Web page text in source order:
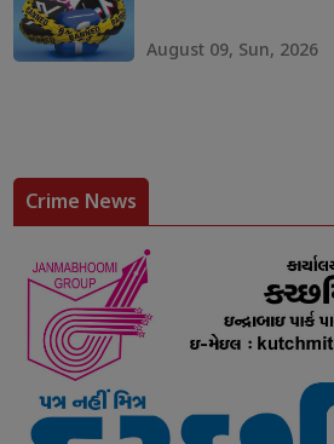
August 09, Sun, 2026
Crime News